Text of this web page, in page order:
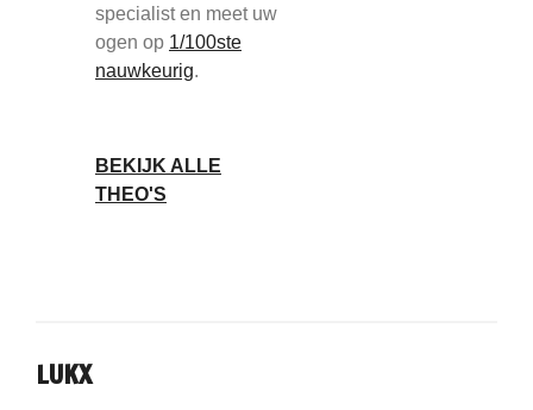
specialist en meet uw
ogen op 1/100ste
nauwkeurig.
BEKIJK ALLE
THEO'S
LUKX